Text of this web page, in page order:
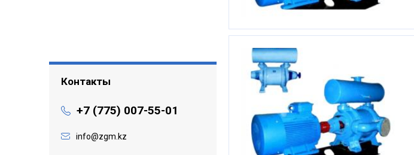
Контакты
+7 (775) 007-55-01
info@zgm.kz